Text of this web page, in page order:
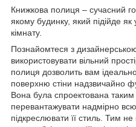
Книжкова полиця – сучасний
якому будинку, який підійде як
кімнату.
Познайомтеся з
використовувати вільний
полиця дозволить вам
поверхню стіни надзвичайно
Вона була спроектована
перевантажувати надмірно
підкреслювати її стиль. Тим